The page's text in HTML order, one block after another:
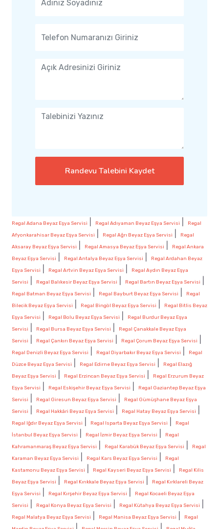
Randevu Talebini Kaydet
Regal Adana Beyaz Eşya Servisi Regal Adıyaman Beyaz Eşya Servisi
Regal
Afyonkarahisar Beyaz Eşya Servisi
Regal Ağrı Beyaz Eşya Servisi
Regal
Aksaray Beyaz Eşya Servisi
Regal Amasya Beyaz Eşya Servisi
Regal Ankara
Beyaz Eşya Servisi
Regal Antalya Beyaz Eşya Servisi
Regal Ardahan Beyaz
Eşya Servisi
Regal Artvin Beyaz Eşya Servisi
Regal Aydın Beyaz Eşya
Servisi
Regal Balıkesir Beyaz Eşya Servisi Regal Bartın Beyaz Eşya Servisi
Regal Batman Beyaz Eşya Servisi Regal Bayburt Beyaz Eşya Servisi
Regal
Bilecik Beyaz Eşya Servisi
Regal Bingöl Beyaz Eşya Servisi
Regal Bitlis Beyaz
Eşya Servisi
Regal Bolu Beyaz Eşya Servisi
Regal Burdur Beyaz Eşya
Servisi
Regal Bursa Beyaz Eşya Servisi
Regal Çanakkale Beyaz Eşya
Servisi
Regal Çankırı Beyaz Eşya Servisi Regal Çorum Beyaz Eşya Servisi
Regal Denizli Beyaz Eşya Servisi Regal Diyarbakır Beyaz Eşya Servisi
Regal
Düzce Beyaz Eşya Servisi
Regal Edirne Beyaz Eşya Servisi
Regal Elazığ
Beyaz Eşya Servisi
Regal Erzincan Beyaz Eşya Servisi
Regal Erzurum Beyaz
Eşya Servisi
Regal Eskişehir Beyaz Eşya Servisi
Regal Gaziantep Beyaz Eşya
Servisi
Regal Giresun Beyaz Eşya Servisi
Regal Gümüşhane Beyaz Eşya
Servisi
Regal Hakkâri Beyaz Eşya Servisi Regal Hatay Beyaz Eşya Servisi
Regal Iğdır Beyaz Eşya Servisi Regal Isparta Beyaz Eşya Servisi
Regal
İstanbul Beyaz Eşya Servisi
Regal İzmir Beyaz Eşya Servisi
Regal
Kahramanmaraş Beyaz Eşya Servisi
Regal Karabük Beyaz Eşya Servisi
Regal
Karaman Beyaz Eşya Servisi
Regal Kars Beyaz Eşya Servisi
Regal
Kastamonu Beyaz Eşya Servisi
Regal Kayseri Beyaz Eşya Servisi
Regal Kilis
Beyaz Eşya Servisi
Regal Kırıkkale Beyaz Eşya Servisi
Regal Kırklareli Beyaz
Eşya Servisi
Regal Kırşehir Beyaz Eşya Servisi
Regal Kocaeli Beyaz Eşya
Servisi
Regal Konya Beyaz Eşya Servisi Regal Kütahya Beyaz Eşya Servisi
Regal Malatya Beyaz Eşya Servisi Regal Manisa Beyaz Eşya Servisi
Regal